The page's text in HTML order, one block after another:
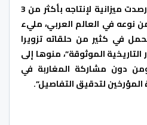
وأكد أن “المسلسل الذي رصدت ميزانية لإنتاجه بأكثر من 3
نوعه في العالم العربي، مليء
في كثير من حلقاته تزويرا
الموثوقة”، منوها إلى
ومن دون مشاركة المغاربة في
لتدقيق التفاصيل”.